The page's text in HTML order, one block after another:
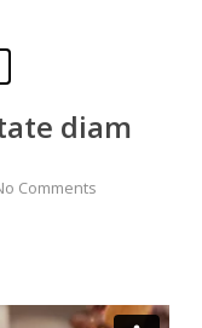
diam
Comments